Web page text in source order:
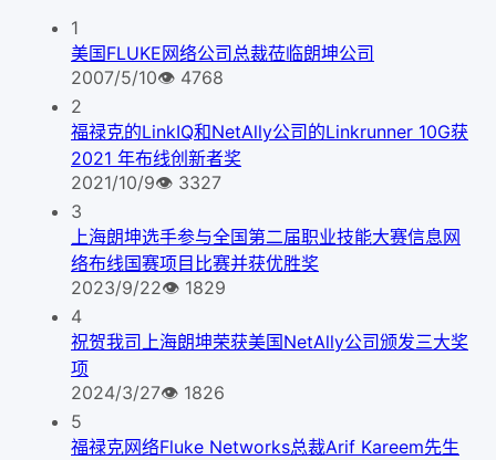
1
美国FLUKE网络公司总裁莅临朗坤公司
2007/5/10👁 4768
2
福禄克的LinkIQ和NetAlly公司的Linkrunner 10G获
2021 年布线创新者奖
2021/10/9👁 3327
3
上海朗坤选手参与全国第二届职业技能大赛信息网
络布线国赛项目比赛并获优胜奖
2023/9/22👁 1829
4
祝贺我司上海朗坤荣获美国NetAlly公司颁发三大奖
项
2024/3/27👁 1826
5
福禄克网络Fluke Networks总裁Arif Kareem先生